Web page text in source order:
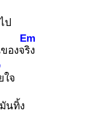
ไป
องจริง
Em
ใจ
นทิ้ง